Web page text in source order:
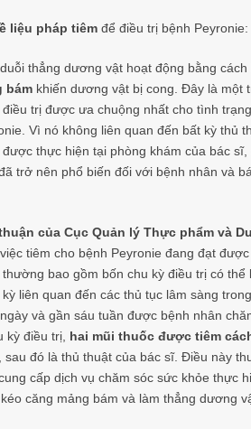
liệu pháp tiêm để điều trị bệnh Peyronie:
thẳng dương vật hoạt động bằng cách
bámkhiến dương vật bị cong. Đây là một
trị được ưa chuộng nhất cho tình
Vì nó không liên quan đến bất kỳ thủ
được thực hiện tại phòng khám của bác
trở nên phổ biến đối với bệnh nhân và
của Cục Quản lý Thực phẩm và
tiêm cho bệnh Peyronie đang đạt được
bao gồm bốn chu kỳ điều trị có thể
liên quan đến các thủ tục lâm sàng
và gần sáu tuần được bệnh nhân
kỳ điều trị, hai mũi thuốc được tiêm
sau đó là thủ thuật của bác sĩ. Điều này
cấp dịch vụ chăm sóc sức khỏe thực
căng mảng bám và làm thẳng dương